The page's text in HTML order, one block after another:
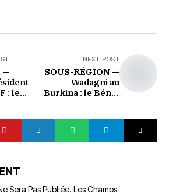
—
: le
NEXT POST
SOUS-RÉGION —
Wadagni au
Burkina : le Bénin
Sera Pas Publiée. Les Champs